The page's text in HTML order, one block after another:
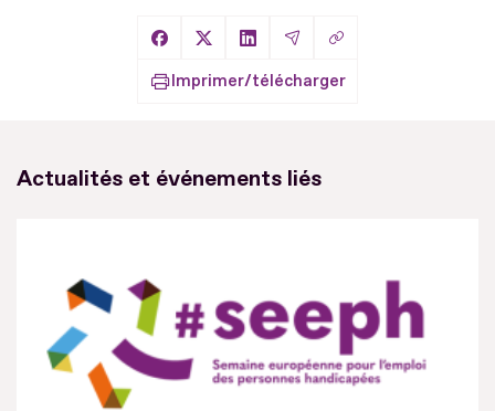
Partager sur Facebook
Partager sur X
Partager sur LinkedIn
Partager par Email
Copier le lien
Imprimer/télécharger
Actualités et événements liés